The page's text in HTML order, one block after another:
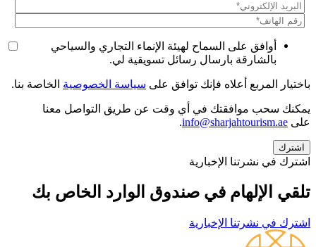
أوافق على السماح لهيئة الإنماء التجاري والسياحي
بالشارقة بارسال رسائل تسويقية لي.
باختيار المربع أعلاه فإنك توافق على سياسة الخصوصية الخاصة بنا.
يمكنك سحب موافقتك في أي وقت عن طريق التواصل معنا
على info@sharjahtourism.ae
.
اشترك في نشرتنا الإخبارية
تلقي الإلهام في صندوق الوارد الخاص بك
اشترك في نشرتنا الإخبارية